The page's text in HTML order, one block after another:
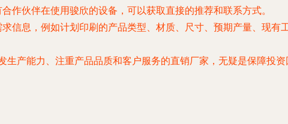
作伙伴在使用骏欣的设备，可以获取直接的推荐和联系方式。
求信息，例如计划印刷的产品类型、材质、尺寸、预期产量、现
产能力、注重产品品质和客户服务的直销厂家，无疑是保障投